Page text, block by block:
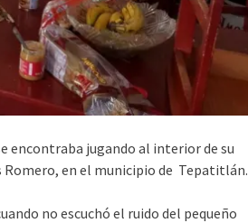
encontraba jugando al interior de su
Romero, en el municipio de Tepatitlán.
no escuchó el ruido del pequeño